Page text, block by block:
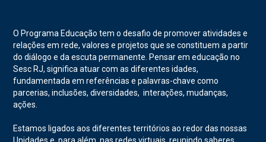
O Programa Educação tem o desafio de promover atividades e
relações em rede, valores e projetos que se constituem a partir
do diálogo e da escuta permanente. Pensar em educação no
Sesc RJ, significa atuar com as diferentes idades,
fundamentada em referências e palavras-chave como
parcerias, inclusões, diversidades, interações, mudanças,
ações.
Estamos ligados aos diferentes territórios ao redor das nossas